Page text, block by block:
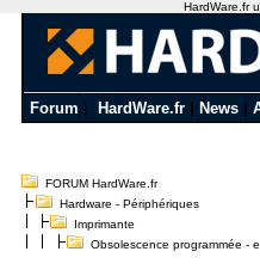
Forum HardWare.fr News
FORUM HardWare.fr
Hardware - Périphériques
Imprimante
Obsolescence programmée -
HardWare.fr